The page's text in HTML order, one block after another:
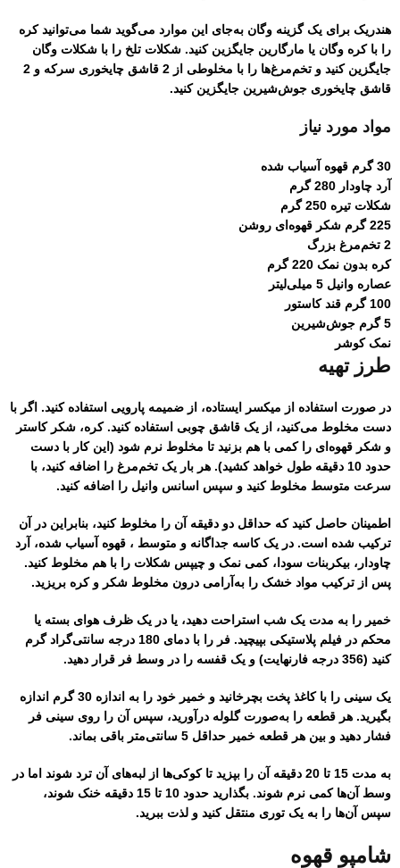
هندریک برای یک گزینه وگان به‌جای این موارد می‌گوید شما می‌توانید کره
را با کره وگان یا مارگارین جایگزین کنید. شکلات تلخ را با شکلات وگان
جایگزین کنید و تخم‌مرغ‌ها را با مخلوطی از 2 قاشق چایخوری سرکه و 2
قاشق چایخوری جوش‌شیرین جایگزین کنید.
مواد مورد نیاز
30 گرم قهوه آسیاب شده
آرد چاودار 280 گرم
شکلات تیره 250 گرم
225 گرم شکر قهوه‌ای روشن
2 تخم‌مرغ بزرگ
کره بدون نمک 220 گرم
عصاره وانیل 5 میلی‌لیتر
100 گرم قند کاستور
5 گرم جوش‌شیرین
نمک کوشر
طرز تهیه
در صورت استفاده از میکسر ایستاده، از ضمیمه پارویی استفاده کنید. اگر با
دست مخلوط می‌کنید، از یک قاشق چوبی استفاده کنید. کره، شکر کاستر
و شکر قهوه‌ای را کمی با هم بزنید تا مخلوط نرم شود (این کار با دست
حدود 10 دقیقه طول خواهد کشید). هر بار یک تخم‌مرغ را اضافه کنید، با
سرعت متوسط ​​مخلوط کنید و سپس اسانس وانیل را اضافه کنید.
اطمینان حاصل کنید که حداقل دو دقیقه آن را مخلوط کنید، بنابراین در آن
ترکیب شده است. در یک کاسه جداگانه و متوسط ​​، قهوه آسیاب شده، آرد
چاودار، بیکربنات سودا، کمی نمک و چیپس شکلات را با هم مخلوط کنید.
پس از ترکیب مواد خشک را به‌آرامی درون مخلوط شکر و کره بریزید.
خمیر را به مدت یک شب استراحت دهید، یا در یک ظرف هوای بسته یا
محکم در فیلم پلاستیکی بپیچید. فر را با دمای 180 درجه سانتی‌گراد گرم
کنید (356 درجه فارنهایت) و یک قفسه را در وسط فر قرار دهید.
یک سینی را با کاغذ پخت بچرخانید و خمیر خود را به اندازه 30 گرم اندازه
بگیرید. هر قطعه را به‌صورت گلوله درآورید، سپس آن را روی سینی فر
فشار دهید و بین هر قطعه خمیر حداقل 5 سانتی‌متر باقی بماند.
به مدت 15 تا 20 دقیقه آن را بپزید تا کوکی‌ها از لبه‌های آن ترد شوند اما در
وسط آن‌ها کمی نرم شوند. بگذارید حدود 10 تا 15 دقیقه خنک شوند،
سپس آن‌ها را به یک توری منتقل کنید و لذت ببرید.
شامپو قهوه